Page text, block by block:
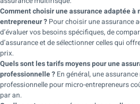
Comment choisir une assurance adaptée
entrepreneur ?Pour choisir une assurance
d’évaluer vos besoins spécifiques, de
d’assurance et de sélectionner celles qui
prix.
Quels sont les tarifs moyens pour une
professionnelle ?En général, une
professionnelle pour micro-entrepreneurs
par an.